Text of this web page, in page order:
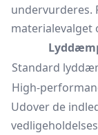
undervurderes.
materialevalget
Standard
High-
Udover de